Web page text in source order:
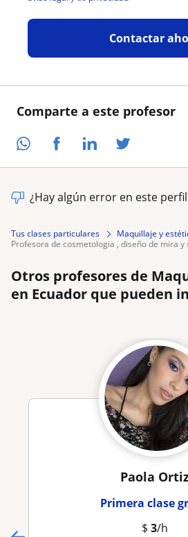
Comparte a este profesor
Contactar
¿Hay algún error en este
Tus clases particulares
Maquillaje y
profesora de cosmetologia , diseño de mira
Otros profesores de
en Ecuador que pueden
Paola
Primera clase
$ 3/h